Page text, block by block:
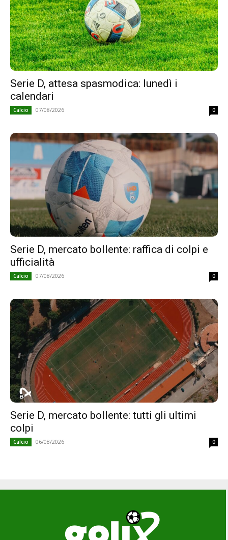
Serie D, attesa spasmodica: lunedì i
calendari
Calcio 07/08/2026 0
Serie D, mercato bollente: raffica di colpi e
ufficialità
Calcio 07/08/2026 0
Serie D, mercato bollente: tutti gli ultimi
colpi
Calcio 06/08/2026 0